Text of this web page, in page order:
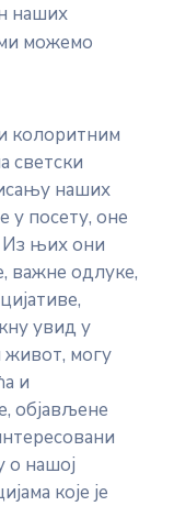
наших
можемо
колоритним
светски
наших
у посету, оне
њих они
важне одлуке,
увид у
живот, могу
и
објављене
о нашој
које је